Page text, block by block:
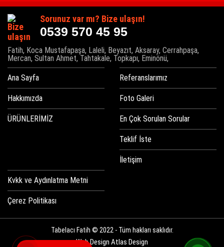
Sorunuz var mı? Bize ulaşın!
0539 570 45 95
Fatih, Koca Mustafapaşa, Laleli, Beyazıt, Aksaray, Cerrahpaşa,
Mercan, Sultan Ahmet, Tahtakale, Topkapı, Eminönü,
Ana Sayfa
Hakkımızda
ÜRÜNLERİMİZ
Referanslarımız
Foto Galeri
En Çok Sorulan Sorular
Teklif İste
İletişim
Kvkk ve Aydınlatma Metni
Çerez Politikası
Tabelacı Fatih © 2022 - Tüm hakları saklıdır.
Web Design Atlas Design